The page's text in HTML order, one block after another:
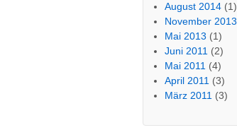
August 2014 (1)
November 2013
Mai 2013 (1)
Juni 2011 (2)
Mai 2011 (4)
April 2011 (3)
März 2011 (3)